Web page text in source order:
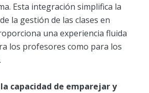
Esta integración simplifica la
la gestión de las clases en
una experiencia fluida
los profesores como para los
la capacidad de emparejar y